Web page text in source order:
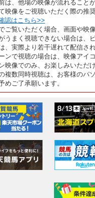
は、他場の映像が流れること
映像をご視聴いただく際の推
認はこちら>>
ご覧いただく場合、画面や映
うまく視聴できない場合は、
、実際より若干遅れて配信され
ンで視聴の場合は、映像アイ
映像でのみ、お楽しみいただけ
複数同時視聴は、お客様の
めご了承願います。